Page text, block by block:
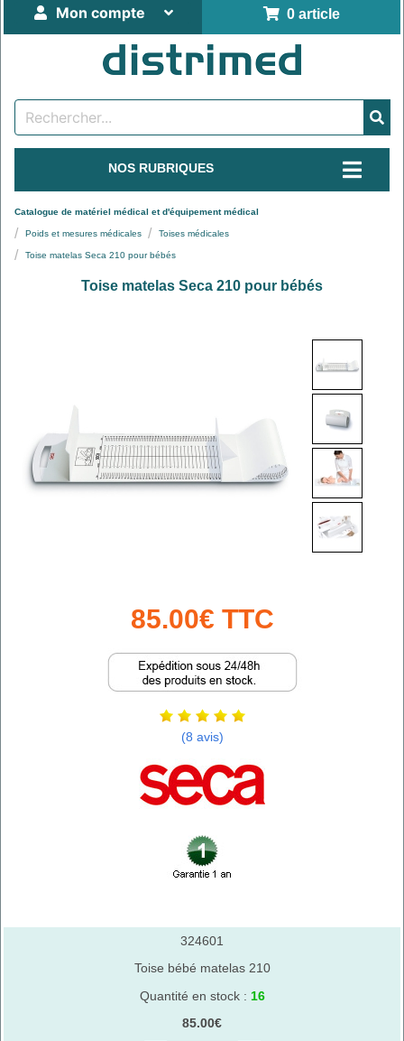
0 article
Mon compte
NOS RUBRIQUES
Catalogue de matériel médical et d'équipement médical
Poids et mesures médicales Toises médicales
Toise matelas Seca 210 pour bébés
Toise matelas Seca 210 pour bébés
85.00€ TTC
(8 avis)
324601
Toise bébé matelas 210
Quantité en stock : 16
85.00€